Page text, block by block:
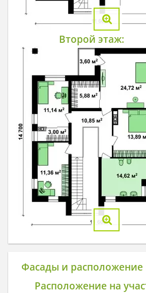
Второй этаж:
Фасады и расположение
Расположение на